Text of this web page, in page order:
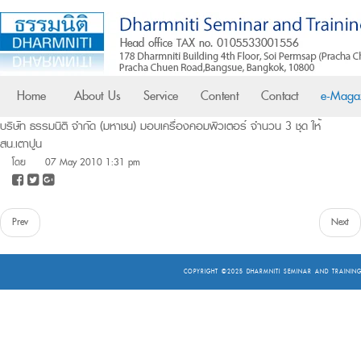
Home About Us Service Content Contact e-
บริษัท ธรรมนิติ จำกัด (มหาชน) มอบเครื่องคอมพิวเตอร์ จำนวน 3 ชุด ให้
สน.เตาปูน
โดย 07 May 2010 1:31 pm
Prev Next
COPYRIGHT ©2025 DHARMNITI SEMINAR AND